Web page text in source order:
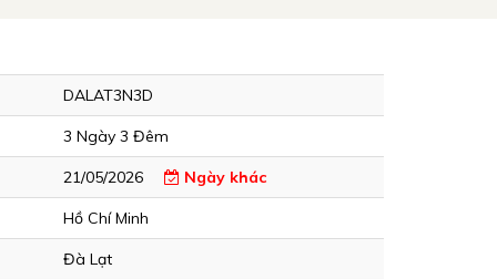
Gia Lai
DALAT3N3D
3 Ngày 3 Đêm
21/05/2026 Ngày khác
Hồ Chí Minh
Đà Lạt